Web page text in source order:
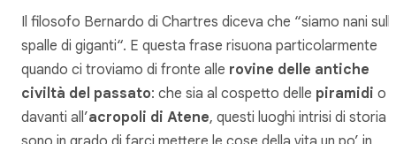
Il filosofo Bernardo di Chartres diceva che “siamo nani
spalle di giganti“. E questa frase risuona particolarmente
quando ci troviamo di fronte alle rovine delle antiche
civiltà del passato: che sia al cospetto delle piramidi o
davanti all’acropoli di Atene, questi luoghi intrisi di storia